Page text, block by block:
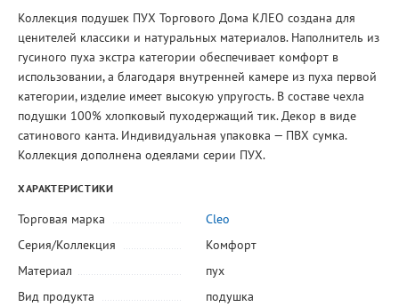
Коллекция подушек ПУХ Торгового Дома КЛЕО создана для
ценителей классики и натуральных материалов. Наполнитель из
гусиного пуха экстра категории обеспечивает комфорт в
использовании, а благодаря внутренней камере из пуха первой
категории, изделие имеет высокую упругость. В составе чехла
подушки 100% хлопковый пуходержащий тик. Декор в виде
сатинового канта. Индивидуальная упаковка — ПВХ сумка.
Коллекция дополнена одеялами серии ПУХ.
ХАРАКТЕРИСТИКИ
Торговая марка
Cleo
Серия/Коллекция
Комфорт
Материал
пух
Вид продукта
подушка